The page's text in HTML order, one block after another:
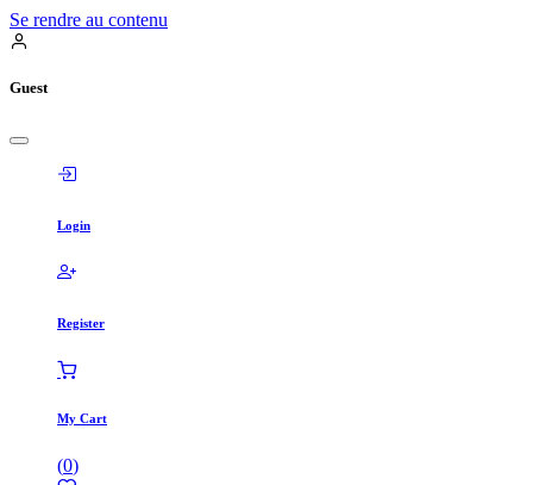
Se rendre au contenu
Guest
Login
Register
My Cart
(0)